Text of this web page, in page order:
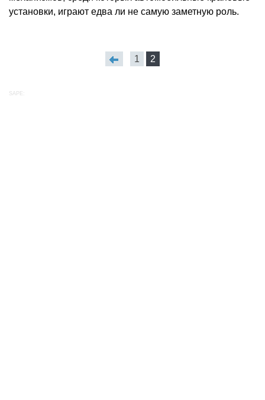
установки, играют едва ли не самую заметную роль.
1 2
SAPE: